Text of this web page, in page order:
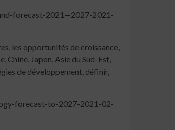
forecast-2021—2027-2021-
les opportunités de croissance,
Japon, Asie du Sud-Est,
de développement, définir,
forecast-to-2027-2021-02-